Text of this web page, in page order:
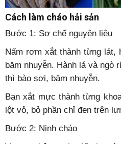
Cách làm cháo hải sản
Bước 1: Sơ chế nguyên liệu
Nấm rơm xắt thành từng lát,
băm nhuyễn. Hành lá và ngò
thì bào sợi, băm nhuyễn.
Bạn xắt mực thành từng
lột vỏ, bỏ phần chỉ đen trên
Bước 2: Ninh cháo